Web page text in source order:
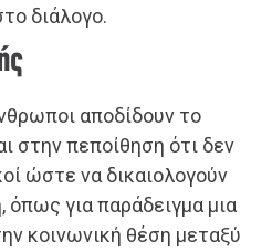
διάλογο.
αποδίδουν το
στην πεποίθηση ότι δεν
ώστε να δικαιολογούν
για παράδειγμα μια
κοινωνική θέση μεταξύ